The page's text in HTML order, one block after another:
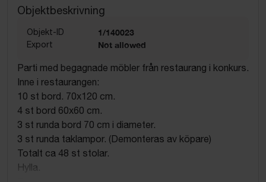
Objektbeskrivning
Objekt-ID 1/140023
Export Not allowed
Parti med begagnade möbler från restaurang i konkurs.
Inne i restaurangen:
10 st bord. 70x120 cm.
4 st bord 60x60 cm.
3 st runda bord 70 cm i diameter.
3 st runda taklampor. (Demonteras av köpare)
Totalt ca 48 st stolar.
Hylla.